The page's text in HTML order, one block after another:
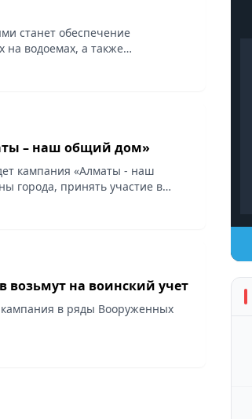
станет обеспечение
на водоемах, а также
Vecher.kz.
– наш общий дом»
кампания «Алматы - наш
города, принять участие в
Алматы.
возьмут на воинский учет
в ряды Вооруженных